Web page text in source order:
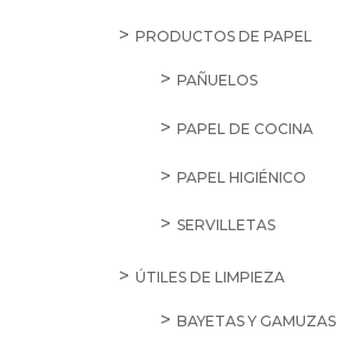
PRODUCTOS DE PAPEL
PAÑUELOS
PAPEL DE COCINA
PAPEL HIGIÉNICO
SERVILLETAS
ÚTILES DE LIMPIEZA
BAYETAS Y GAMUZAS